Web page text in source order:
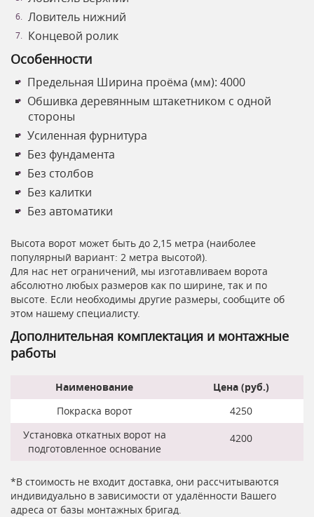
Ловитель нижний
Концевой ролик
Особенности
Предельная Ширина проёма (мм): 4000
Обшивка деревянным штакетником с одной
стороны
Усиленная фурнитура
Без фундамента
Без столбов
Без калитки
Без автоматики
Высота ворот может быть до 2,15 метра (наиболее
популярный вариант: 2 метра высотой).
Для нас нет ограничений, мы изготавливаем ворота
абсолютно любых размеров как по ширине, так и по
высоте. Если необходимы другие размеры, сообщите об
этом нашему специалисту.
Дополнительная комплектация и монтажные
работы
Наименование
Цена (руб.)
Покраска ворот
4250
Установка откатных ворот на
подготовленное основание
4200
*В стоимость не входит доставка, они рассчитываются
индивидуально в зависимости от удалённости Вашего
адреса от базы монтажных бригад.